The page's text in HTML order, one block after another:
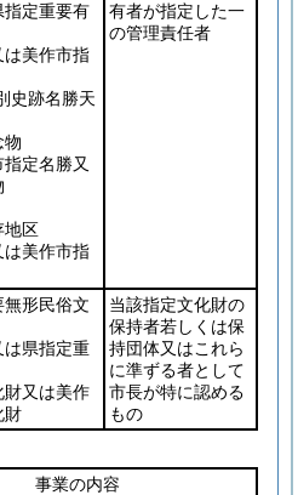
指定重要有
は美作市指
史跡名勝天
物
定名勝又
地区
は美作市指
有者が指定した一
の管理責任者
無形民俗文
は県指定重
財又は美作
財
当該指定文化財の
保持者若しくは保
持団体又はこれら
に準ずる者として
市長が特に認める
もの
事業の内容